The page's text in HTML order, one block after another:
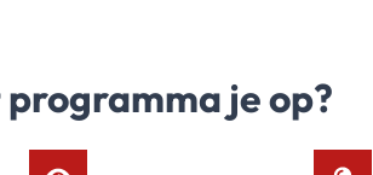
je op?